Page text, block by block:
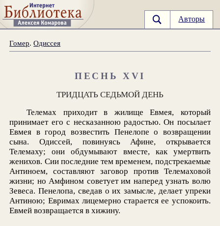
Авторы
Гомер.Одиссея
ПЕСНЬ XVI
ТРИДЦАТЬ СЕДЬМОЙ ДЕНЬ
Телемах приходит в жилище Евмея, который
принимает его с несказанною радостью. Он посылает
Евмея в город возвестить Пенелопе о возвращении
сына. Одиссей, повинуясь Афине, открывается
Телемаху; они обдумывают вместе, как умертвить
женихов. Сии последние тем временем, подстрекаемые
Антиноем, составляют заговор против Телемаховой
жизни; но Амфином советует им наперед узнать волю
Зевеса. Пенелопа, сведав о их замысле, делает упреки
Антиною; Евримах лицемерно старается ее успокоить.
Евмей возвращается в хижину.